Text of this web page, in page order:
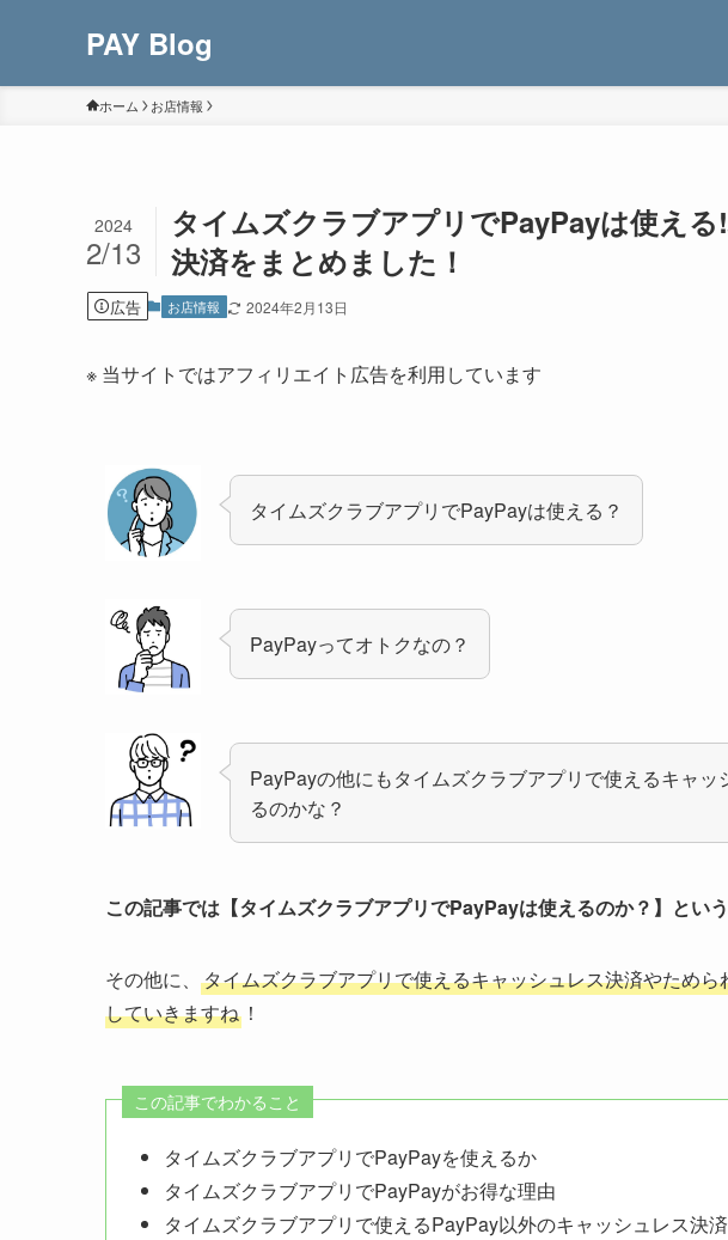
PAY Blog
ホーム お店情報
タイムズクラブアプリでPayPayは使え
決済をまとめました！
2024
2/13
広告 お店情報 2024年2月13日
※ 当サイトではアフィリエイト広告を利用しています
タイムズクラブアプリでPayPayは使える？
PayPayってオトクなの？
PayPayの他にもタイムズクラブアプリで使えるキャッ
るのかな？
この記事では【タイムズクラブアプリでPayPayは使えるのか？】とい
その他に、 タイムズクラブアプリで使えるキャッシュレス決済やため
していきますね ！
この記事でわかること
タイムズクラブアプリでPayPayを使えるか
タイムズクラブアプリでPayPayがお得な理由
タイムズクラブアプリで使えるPayPay以外のキャッシュレス決済